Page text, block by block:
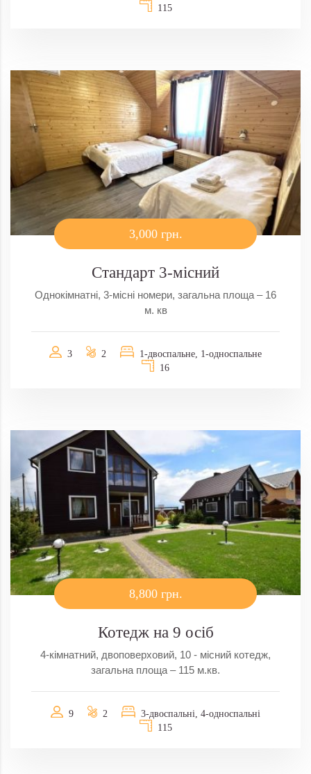
115
3,000 грн.
Стандарт 3-місний
Однокімнатні, 3-місні номери, загальна площа – 16
м. кв
3 2
1-двоспальне, 1-односпальне
16
8,800 грн.
Котедж на 9 осіб
4-кімнатний, двоповерховий, 10 - місний котедж,
загальна площа – 115 м.кв.
9 2
3-двоспальні, 4-односпальні
115